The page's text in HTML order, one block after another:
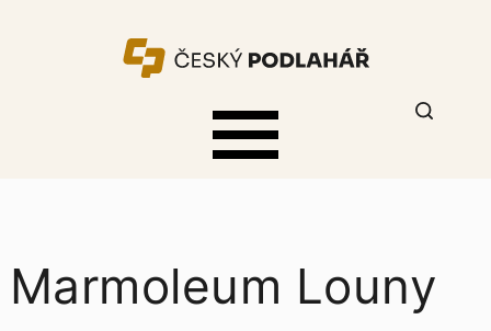
Marmoleum Louny